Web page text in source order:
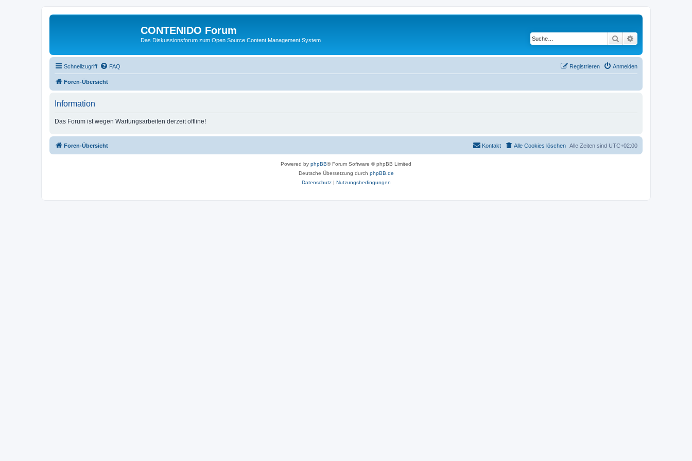
CONTENIDO Forum
Das Diskussionsforum zum Open Source Content Management System Suche
Schnellzugriff FAQ Anmelden
Registrieren
Foren-Übersicht
Information
Das Forum ist wegen Wartungsarbeiten derzeit offline!
Foren-Übersicht Alle Zeiten sind UTC+02:00
Alle Cookies löschen
Kontakt
Powered by phpBB® Forum Software © phpBB Limited
Deutsche Übersetzung durch phpBB.de
Datenschutz| Nutzungsbedingungen